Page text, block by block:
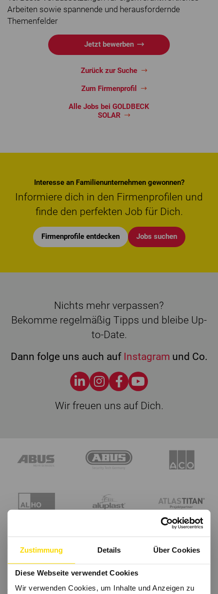
Zustimmung Details Über Cookies
Diese Webseite verwendet Cookies
Wir verwenden Cookies, um Inhalte und Anzeigen zu
Arbeiten sowie spannende und herausfordernde
Themenfelder
Jetzt bewerben
Zurück zur Suche
Zum Firmenprofil
Alle Jobs bei GOLDBECK
SOLAR
Interesse an Familienunternehmen gewonnen?
Informiere dich in den Firmenprofilen und
finde den perfekten Job für Dich.
Firmenprofile entdecken Jobs suchen
Nichts mehr verpassen?
Bekomme regelmäßig Tipps und bleibe Up-
to-Date.
Dann folge uns auch auf Instagram und Co.
Wir freuen uns auf Dich.